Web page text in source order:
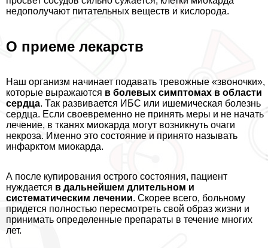
недополучают питательных веществ и кислорода.
О приеме лекарств
Наш организм начинает подавать тревожные «звоночки»,
которые выражаются в болевых симптомах в области
сердца. Так развивается ИБС или ишемическая болезнь
сердца. Если своевременно не принять меры и не начать
лечение, в тканях миокарда могут возникнуть очаги
некроза. Именно это состояние и принято называть
инфарктом миокарда.
А после купирования острого состояния, пациент
нуждается в дальнейшем длительном и
систематическим лечении. Скорее всего, больному
придется полностью пересмотреть свой образ жизни и
принимать определенные препараты в течение многих
лет.